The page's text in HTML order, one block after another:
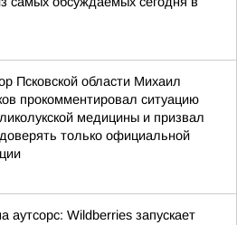
Псковской области Михаил
прокомментировал ситуацию
медицины и призвал
только официальной
аутсорс: Wildberries запускает